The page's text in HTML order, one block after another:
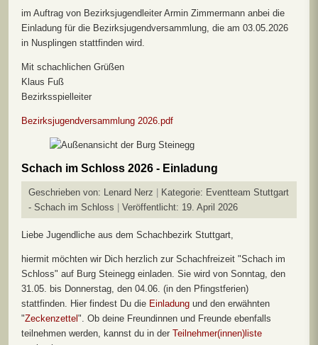
im Auftrag von Bezirksjugendleiter Armin Zimmermann anbei die
Einladung für die Bezirksjugendversammlung, die am 03.05.2026
in Nusplingen stattfinden wird.
Mit schachlichen Grüßen
Klaus Fuß
Bezirksspielleiter
Bezirksjugendversammlung 2026.pdf
Schach im Schloss 2026 - Einladung
Geschrieben von: Lenard Nerz Kategorie: Eventteam Stuttgart
- Schach im Schloss
Veröffentlicht: 19. April 2026
Liebe Jugendliche aus dem Schachbezirk Stuttgart,
hiermit möchten wir Dich herzlich zur Schachfreizeit "Schach im
Schloss" auf Burg Steinegg einladen. Sie wird von Sonntag, den
31.05. bis Donnerstag, den 04.06. (in den Pfingstferien)
stattfinden. Hier findest Du die Einladung und den erwähnten
"Zeckenzettel ". Ob deine Freundinnen und Freunde ebenfalls
teilnehmen werden, kannst du in der Teilnehmer(innen)liste